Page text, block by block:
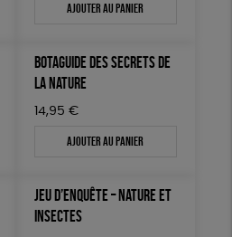
Ajouter au panier
BOTAGUIDE DES SECRETS DE
LA NATURE
14,95 €
Ajouter au panier
JEU D’ENQUÊTE – NATURE ET
INSECTES